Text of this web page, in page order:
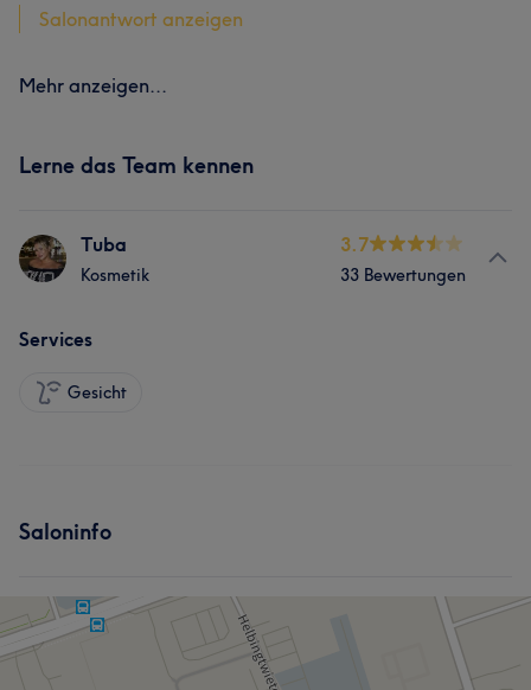
Salonantwort anzeigen
Mehr anzeigen...
Lerne das Team kennen
Tuba
Kosmetik
3.7
33 Bewertungen
Services
Gesicht
Saloninfo